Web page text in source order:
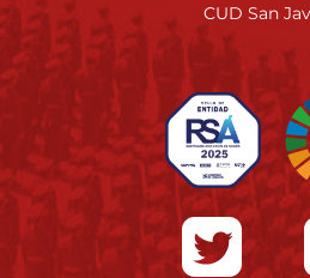
CUD San